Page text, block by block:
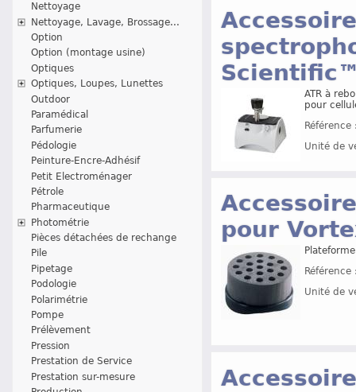
Nettoyage
Nettoyage, Lavage, Brossage...
Option
Option (montage usine)
Optiques
Optiques, Loupes, Lunettes
Outdoor
Paramédical
Parfumerie
Pédologie
Peinture-Encre-Adhésif
Petit Electroménager
Pétrole
Pharmaceutique
Photométrie
Pièces détachées de rechange
Pile
Pipetage
Podologie
Polarimétrie
Pompe
Prélèvement
Pression
Prestation de Service
Prestation sur-mesure
ATR à
pour
Unité de
pour
Unité de